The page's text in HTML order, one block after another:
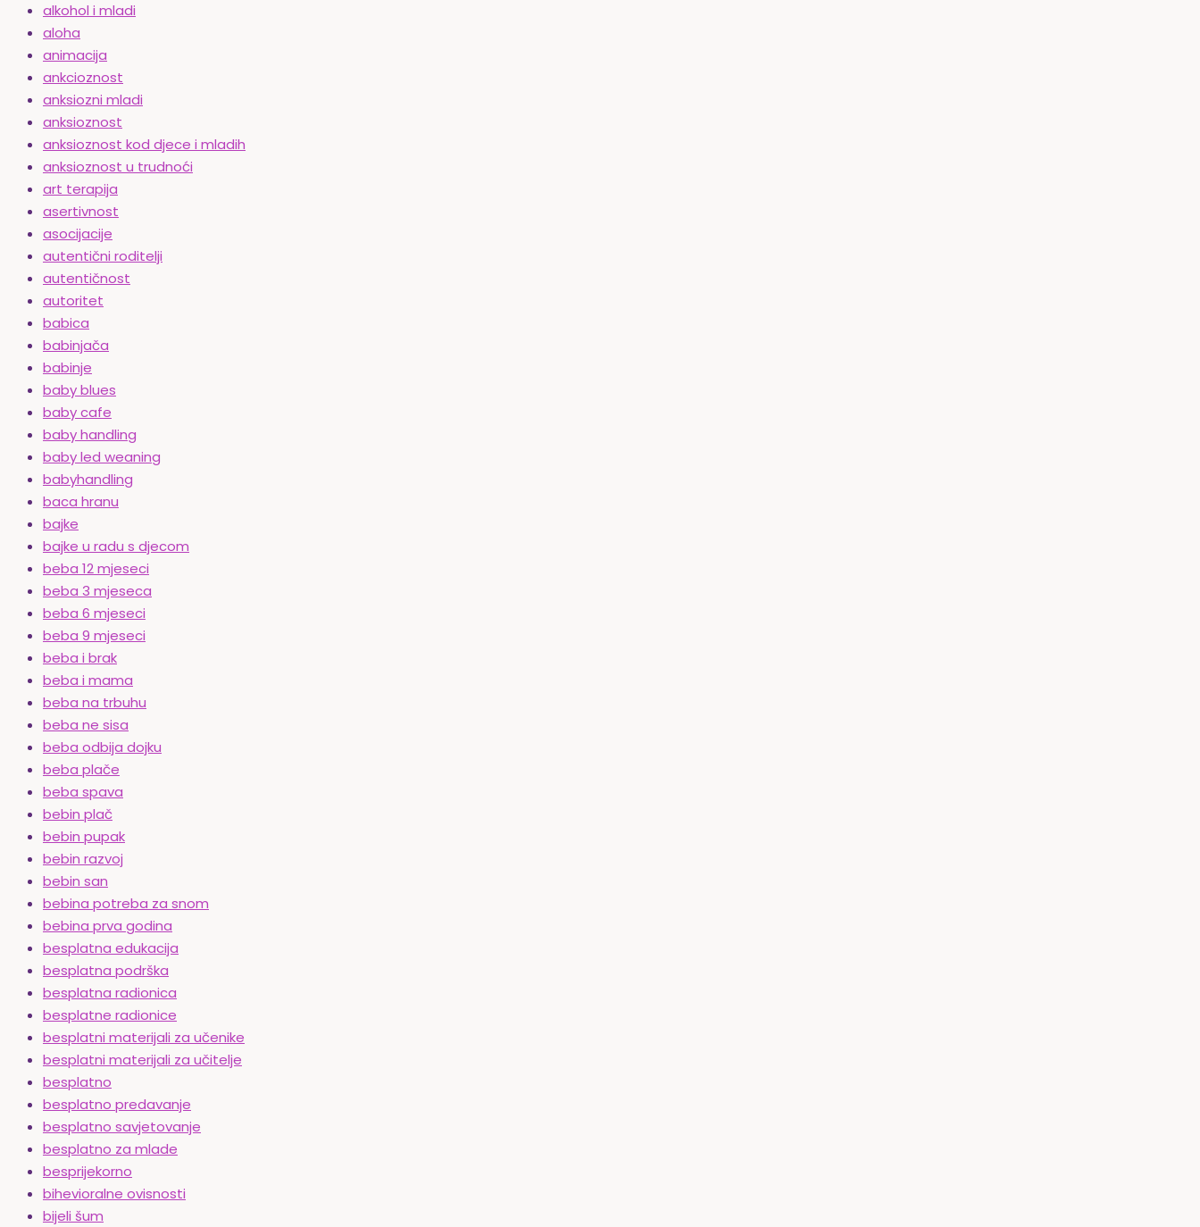
alkohol i mladi
aloha
animacija
ankcioznost
anksiozni mladi
anksioznost
anksioznost kod djece i mladih
anksioznost u trudnoći
art terapija
asertivnost
asocijacije
autentični roditelji
autentičnost
autoritet
babica
babinjača
babinje
baby blues
baby cafe
baby handling
baby led weaning
babyhandling
baca hranu
bajke
bajke u radu s djecom
beba 12 mjeseci
beba 3 mjeseca
beba 6 mjeseci
beba 9 mjeseci
beba i brak
beba i mama
beba na trbuhu
beba ne sisa
beba odbija dojku
beba plače
beba spava
bebin plač
bebin pupak
bebin razvoj
bebin san
bebina potreba za snom
bebina prva godina
besplatna edukacija
besplatna podrška
besplatna radionica
besplatne radionice
besplatni materijali za učenike
besplatni materijali za učitelje
besplatno
besplatno predavanje
besplatno savjetovanje
besplatno za mlade
besprijekorno
bihevioralne ovisnosti
bijeli šum